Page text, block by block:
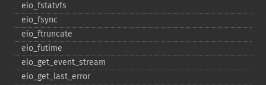
eio_​fstatvfs
eio_​fsync
eio_​ftruncate
eio_​futime
eio_​get_​event_​stream
eio_​get_​last_​error